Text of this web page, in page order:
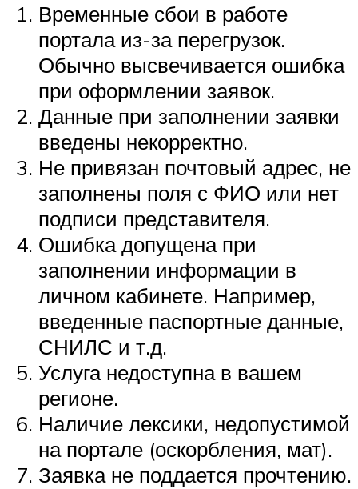
Временные сбои в работе
портала из-за перегрузок.
Обычно высвечивается ошибка
при оформлении заявок.
Данные при заполнении заявки
введены некорректно.
Не привязан почтовый адрес, не
заполнены поля с ФИО или нет
подписи представителя.
Ошибка допущена при
заполнении информации в
личном кабинете. Например,
введенные паспортные данные,
СНИЛС и т.д.
Услуга недоступна в вашем
регионе.
Наличие лексики, недопустимой
на портале (оскорбления, мат).
Заявка не поддается прочтению.